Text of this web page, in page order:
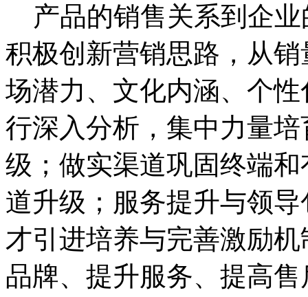
产品的销售关系到企业
积极创新营销思路，从
场潜力、文化内涵、个
行深入分析，集中力量
级；做实渠道巩固终端
道升级；服务提升与领
才引进培养与完善激励
品牌、提升服务、提高